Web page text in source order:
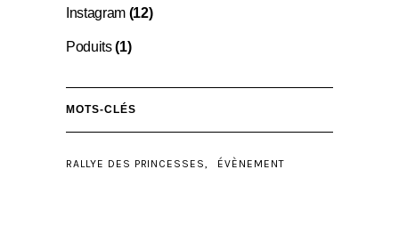
Instagram (12)
Poduits(1)
MOTS-CLÉS
RALLYE DES PRINCESSES ÉVÈNEMENT